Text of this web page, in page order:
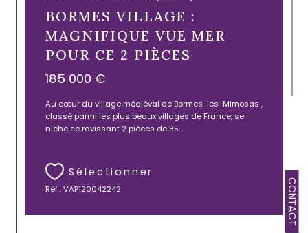
CONTACT
BORMES VILLAGE :
MAGNIFIQUE VUE MER
POUR CE 2 PIÈCES
185 000 €
Au cœur du village médiéval de Bormes-les-Mimosas ,
classé parmi les plus beaux villages de France, se
niche ce ravissant 2 pièces de 35...
Sélectionner
Réf : VAP120042242